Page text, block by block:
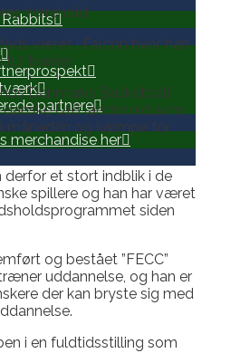
partnere
merchandise her
herrehold.
været i Falcon hvor han
træner.
Danmarks Basketball
U16 landshold som
måneden og kæmpe for
derfor et stort indblik i de
spillere og han har været
siden
og bestået ”FECC”
uddannelse, og han er
der kan bryste sig med
i en fuldtidsstilling som